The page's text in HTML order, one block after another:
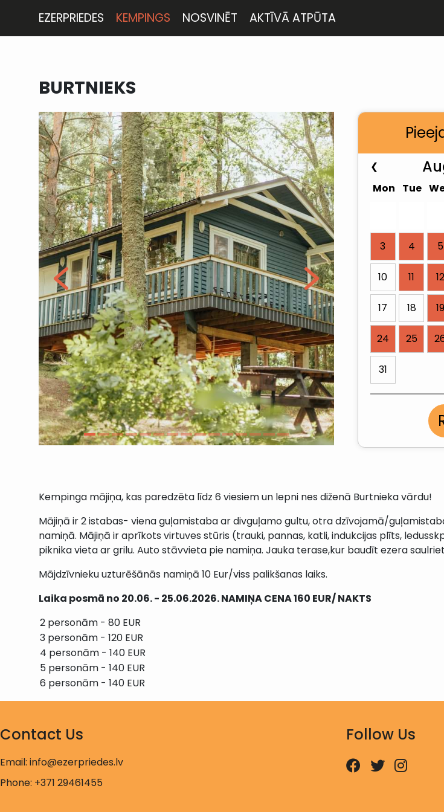
EZERPRIEDES KEMPINGS NOSVINĒT AKTĪVĀ ATPŪTA
BURTNIEKS
❮
Mon
Tue
3 4 5
10 11 12
17 18 19
24 25
31
Kempinga mājiņa, kas paredzēta līdz 6 viesiem un lepni nes diženā Burtnieka vārdu!
Mājiņā ir 2 istabas- viena guļamistaba ar divguļamo gultu, otra dzīvojamā/
namiņā. Mājiņā ir aprīkots virtuves stūris (trauki, pannas, katli, indukcijas plīts,
piknika vieta ar grilu. Auto stāvvieta pie namiņa. Jauka terase,kur baudīt ezera
Mājdzīvnieku uzturēšānās namiņā 10 Eur/viss palikšanas laiks.
Laika posmā no 20.06. - 25.06.2026. NAMIŅA CENA 160 EUR/ NAKTS
Contact Us
Email: info@ezerpriedes.lv
Phone: +371 29461455
Follow Us